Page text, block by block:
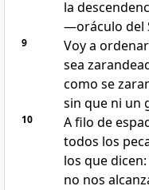
la
—oráculo del
9
Voy a
sea
como se
sin que ni un
10
A filo de
todos los
los que
no nos